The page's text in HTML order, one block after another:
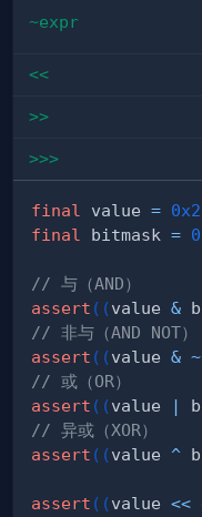
~expr
<<
>>
>>>
final value =
final
bitmask =
// 与（AND）
assert ( (value &
// 非与（AND NOT）
assert ( (value & ~
// 或（OR）
assert ( (value |
// 异或（XOR）
assert ( (value ^
assert ( (value <<